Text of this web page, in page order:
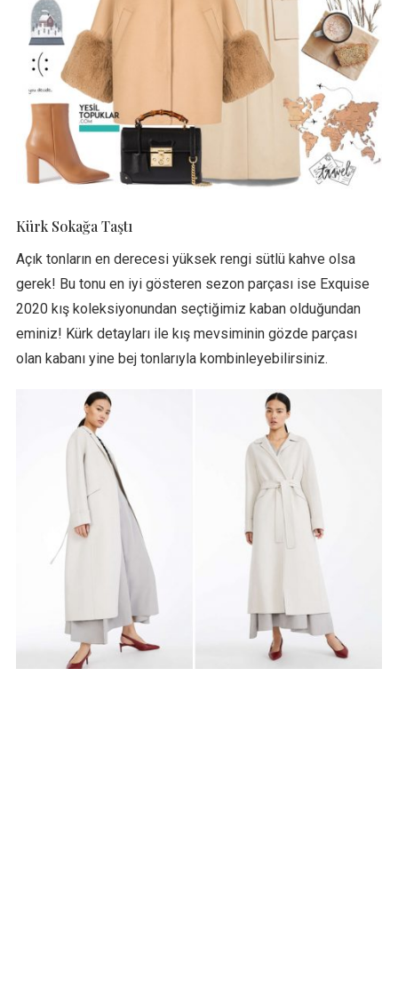
Kürk Sokağa Taştı
Açık tonların en derecesi yüksek rengi sütlü kahve olsa
gerek! Bu tonu en iyi gösteren sezon parçası ise Exquise
2020 kış koleksiyonundan seçtiğimiz kaban olduğundan
eminiz! Kürk detayları ile kış mevsiminin gözde parçası
olan kabanı yine bej tonlarıyla kombinleyebilirsiniz.